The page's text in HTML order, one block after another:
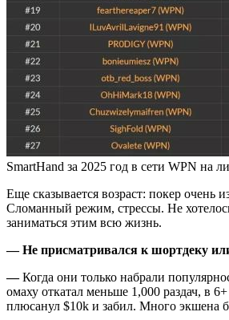
SmartHand за 2025 год в сети WPN на
Еще сказывается возраст: покер очень
Сломанный режим, стрессы. Не
заниматься этим всю жизнь.
— Не присматривался к шортдеку
—Когда они только набрали
омаху откатал меньше 1,000 раздач, в
плюсанул $10k и забил. Много экшена